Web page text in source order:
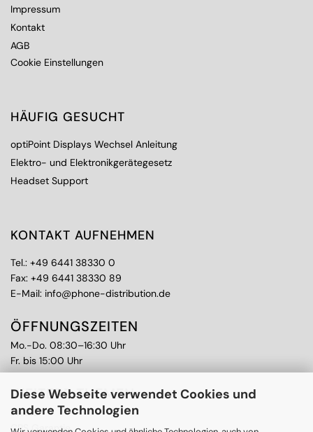
Diese Webseite verwendet Cookies und
andere Technologien
Impressum
Kontakt
AGB
Cookie Einstellungen
HÄUFIG GESUCHT
optiPoint Displays Wechsel Anleitung
Elektro- und Elektronikgerätegesetz
Headset Support
KONTAKT AUFNEHMEN
Tel.: +49 6441 38330 0
Fax: +49 6441 38330 89
E-Mail: info@phone-distribution.de
ÖFFNUNGSZEITEN
Mo.-Do. 08:30–16:30 Uhr
Fr. bis 15:00 Uhr
WEITERE THEMEN
Ankauf
CPS Garantie